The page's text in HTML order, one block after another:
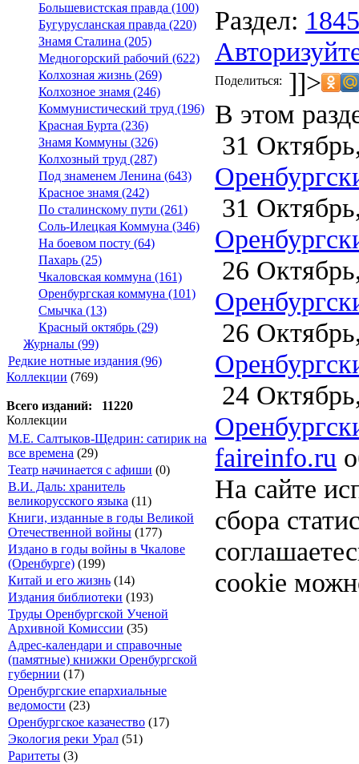
Большевистская правда (100)
Бугурусланская правда (220)
Знамя Сталина (205)
Медногорский рабочий (622)
Колхозная жизнь (269)
Колхозное знамя (246)
Коммунистический труд (196)
Красная Бурта (236)
Знамя Коммуны (326)
Колхозный труд (287)
Под знаменем Ленина (643)
Красное знамя (242)
По сталинскому пути (261)
Соль-Илецкая Коммуна (346)
На боевом посту (64)
Пахарь (25)
Чкаловская коммуна (161)
Оренбургская коммуна (101)
Смычка (13)
Красный октябрь (29)
Журналы (99)
Редкие нотные издания (96)
Коллекции (769)
Всего изданий: 11220
Коллекции
М.Е. Салтыков-Щедрин: сатирик на
все времена (29)
Театр начинается с афиши (0)
В.И. Даль: хранитель
великорусского языка (11)
Книги, изданные в годы Великой
Отечественной войны (177)
Издано в годы войны в Чкалове
(Оренбурге) (199)
Китай и его жизнь (14)
Издания библиотеки (193)
Труды Оренбургской Ученой
Архивной Комиссии (35)
Адрес-календари и справочные
(памятные) книжки Оренбургской
губернии (17)
Оренбургские епархиальные
ведомости (23)
Оренбургское казачество (17)
Экология реки Урал (51)
Раритеты (3)
Раздел: 1845
Поделиться: ]]>
В этом
31
31
26
26
24
faireinfo.ru
На сайте
сбора
cookie